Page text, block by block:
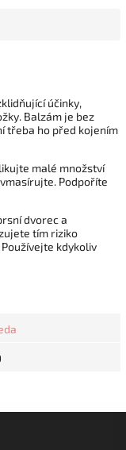
účinky,
Balzám je bez
třeba ho před kojením
malé množství
Podpoříte
dvorec a
tím riziko
kdykoliv